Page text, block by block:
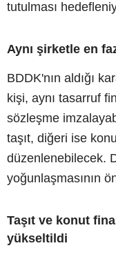
tutulması
Aynı şirketle en
BDDK'nın aldığı
kişi, aynı tasarruf
sözleşme
taşıt, diğeri ise
düzenlenebilecek.
yoğunlaşmasının
Taşıt ve konut
yükseltildi